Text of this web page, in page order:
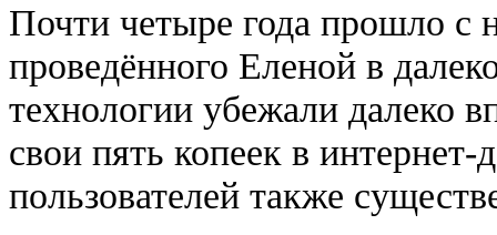
Почти четыре года прошло с
проведённого Еленой в
технологии убежали далеко
свои пять копеек в интернет-
пользователей также